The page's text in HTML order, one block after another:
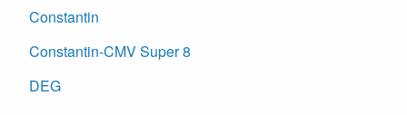
Constantin
Constantin-CMV Super 8
DEG